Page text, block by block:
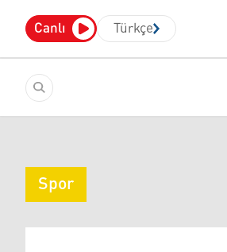
Canlı Türkçe
Spor